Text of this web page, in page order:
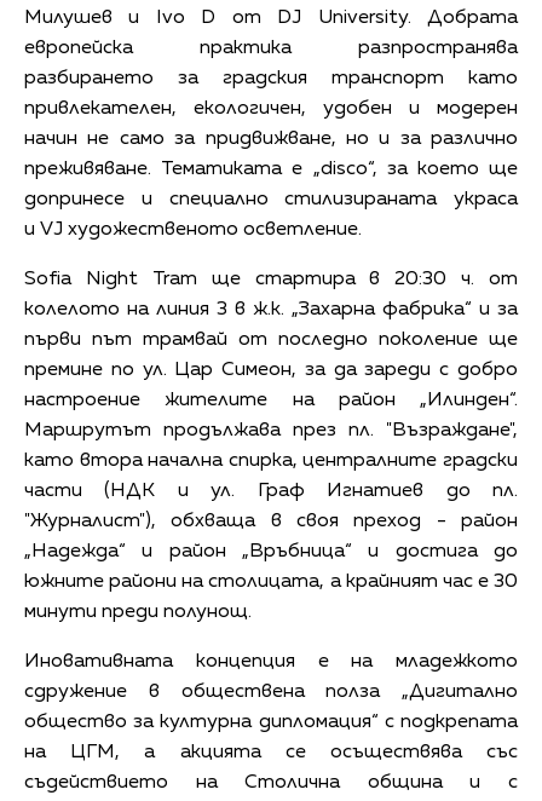
Милушев и Ivo D от DJ University. Добрата
европейска практика разпространява
разбирането за градския транспорт като
привлекателен, екологичен, удобен и модерен
начин не само за придвижване, но и за различно
преживяване. Тематиката е „disco“, за което ще
допринесе и специално стилизираната украса
и VJ художественото осветление.
Sofia Night Tram ще стартира в 20:30 ч. от
колелото на линия 3 в ж.к. „Захарна фабрика“ и за
първи път трамвай от последно поколение ще
премине по ул. Цар Симеон, за да зареди с добро
настроение жителите на район „Илинден“.
Маршрутът продължава през пл. "Възраждане",
като втора начална спирка, централните градски
части (НДК и ул. Граф Игнатиев до пл.
"Журналист"), обхваща в своя преход - район
„Надежда“ и район „Връбница“ и достига до
южните райони на столицата, а крайният час е 30
минути преди полунощ.
Иновативната концепция е на младежкото
сдружение в обществена полза „Дигитално
общество за културна дипломация“ с подкрепата
на ЦГМ, а акцията се осъществява със
съдействието на Столична община и с